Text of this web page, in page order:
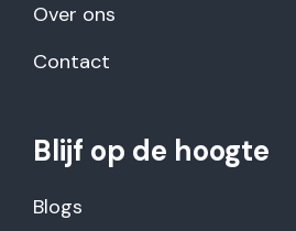
Over ons
Contact
Blijf op de hoogte
Blogs